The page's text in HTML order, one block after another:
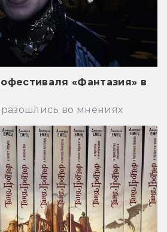
«Фантазия» в
во мнениях